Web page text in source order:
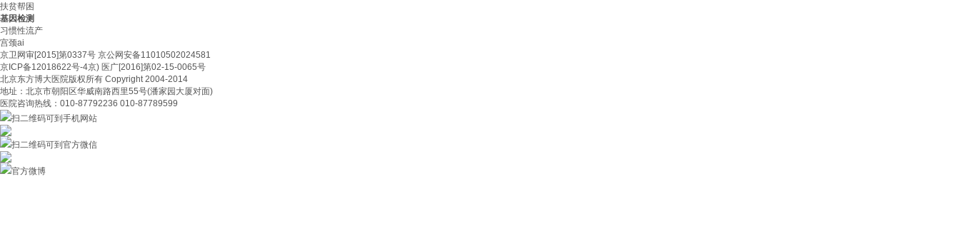
扶贫帮困
基因检测
习惯性流产
宫颈ai
京卫网审[2015]第0337号 京公网安备11010502024581
京ICP备12018622号-4京) 医广[2016]第02-15-0065号
北京东方博大医院版权所有 Copyright 2004-2014
地址：北京市朝阳区华威南路西里55号(潘家园大厦对面)
医院咨询热线：010-87792236 010-87789599
扫二维码可到手机网站
扫二维码可到官方微信
官方微博